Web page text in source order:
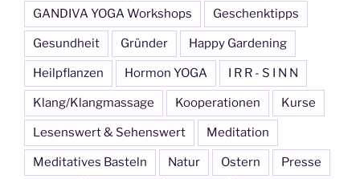
GANDIVA YOGA Workshops Geschenktipps
Gesundheit Gründer Happy Gardening
Heilpflanzen Hormon YOGA I R R - S I N N
Klang/Klangmassage Kooperationen Kurse
Lesenswert & Sehenswert Meditation
Meditatives Basteln Natur Ostern Presse